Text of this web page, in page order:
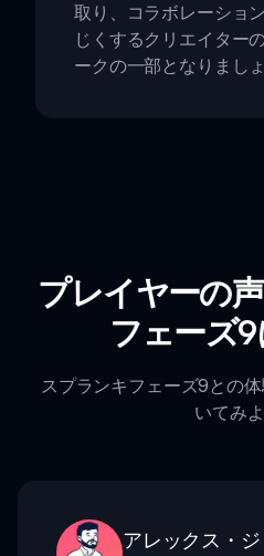
取り、コラボレーショ
じくするクリエイター
ークの一部となりましょ
プレイヤーの
フェーズ
スプランキフェーズ9との
いてみよ
アレックス・